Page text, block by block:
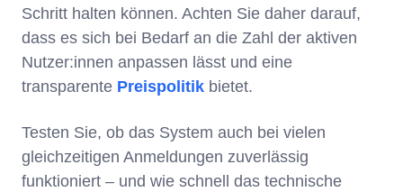
Schritt halten können. Achten Sie daher darauf,
dass es sich bei Bedarf an die Zahl der aktiven
Nutzer:innen anpassen lässt und eine
transparente Preispolitik bietet.
Testen Sie, ob das System auch bei vielen
gleichzeitigen Anmeldungen zuverlässig
funktioniert – und wie schnell das technische